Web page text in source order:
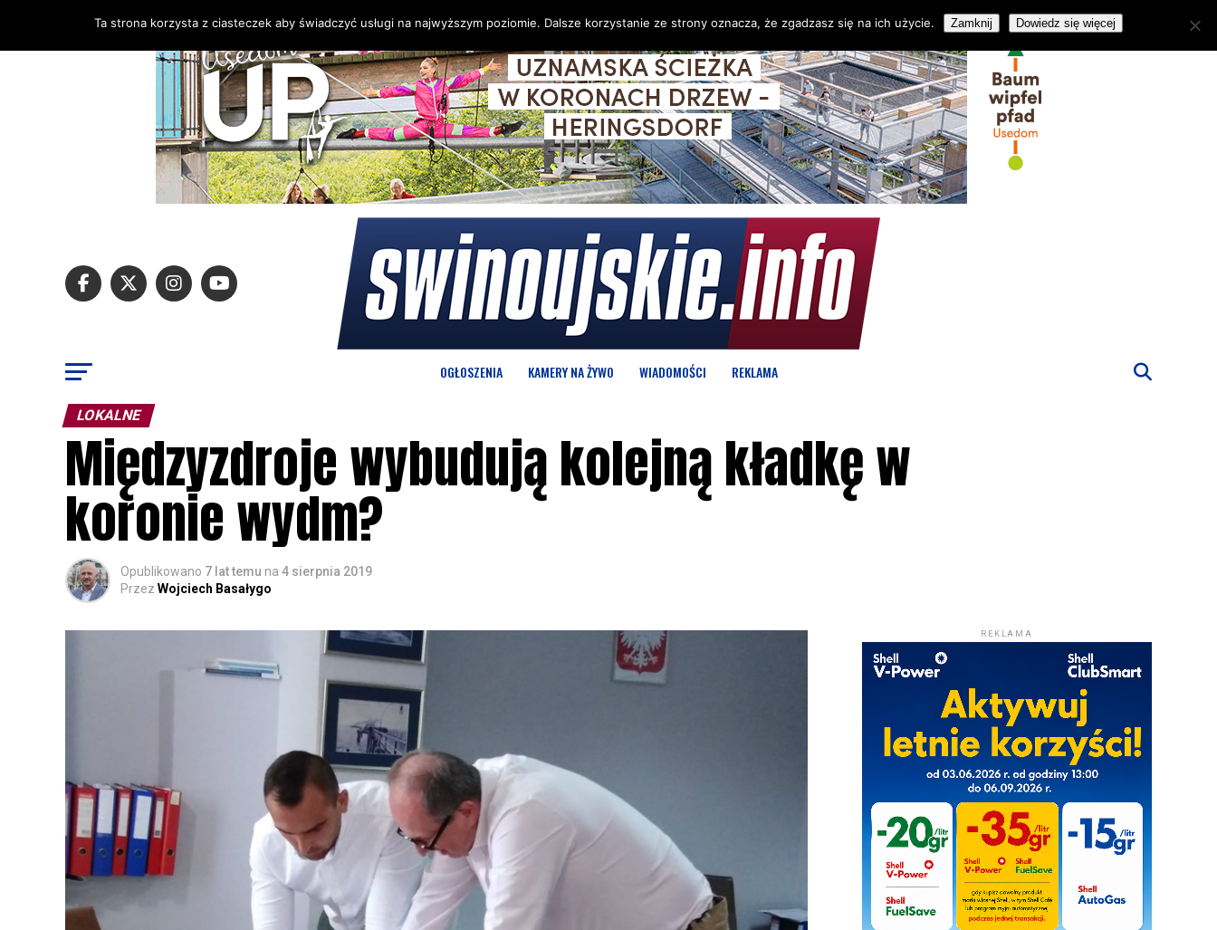
OGŁOSZENIA KAMERY NA ŻYWO WIADOMOŚCI REKLAMA
LOKALNE
Międzyzdroje wybudują kolejną kładkę w
koronie wydm?
Opublikowano 7 lat temu na 4 sierpnia 2019
Przez Wojciech Basałygo
REKLAMA
Ta strona korzysta z ciasteczek aby świadczyć usługi na najwyższym poziomie. Dalsze korzystanie ze strony oznacza, że zgadzasz się na ich użycie. Zamknij Dowiedz się więcej